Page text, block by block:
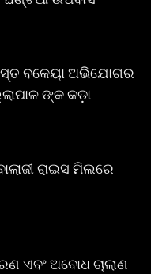
ବକେୟା ଅଭିଯୋଗର
ଙ୍କ କଡ଼ା
ରାଇସ ମିଲରେ
ଏବଂ ଅବୋଧ ଚାଲାଣ